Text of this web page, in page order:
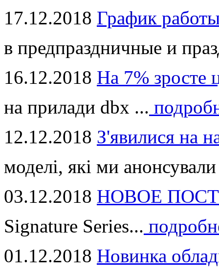
17.12.2018 График
в предпраздничные и
16.12.2018 На 7% зросте
на прилади dbx ...
12.12.2018 З'явилися на
моделі, які ми
03.12.2018 НОВОЕ
Signature Series...
01.12.2018 Новинка